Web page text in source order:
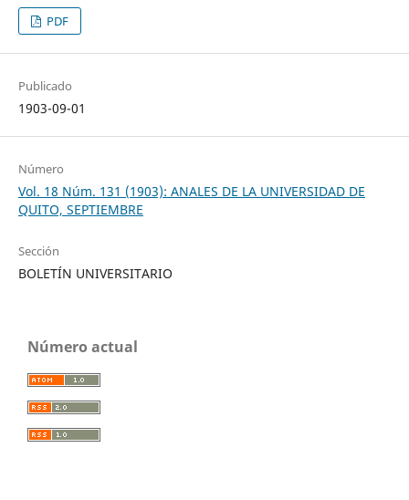
PDF
Publicado
1903-09-01
Número
Vol. 18 Núm. 131 (1903): ANALES DE LA UNIVERSIDAD DE
QUITO, SEPTIEMBRE
Sección
BOLETÍN UNIVERSITARIO
Número actual